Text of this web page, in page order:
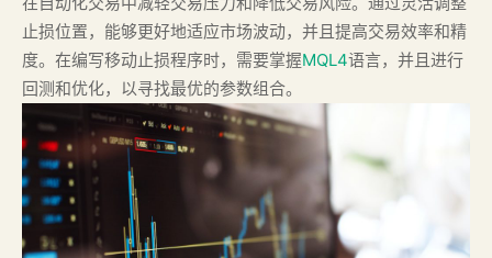
止损位置，能够更好地适应市场波动，并且提高交易效率和精
度。在编写移动止损程序时，需要掌握MQL4语言，并且进行
回测和优化，以寻找最优的参数组合。